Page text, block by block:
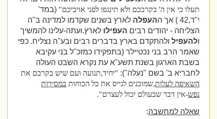
תעלו כי אין ה' בקרבכם ולא תינגפו לפני אויביכם"(במד'
י"ד,42 ) אך ה
העפלהלארץ בשנים שקדמו למדינה ב"ה
הצליחה - יהודים רביםהעפילולארץ.ועתה-עלינו להמשיך
להעפילולהתקדם בארץ בדברים רבים ובע"ה נצליח. כפי
שאמר הרב בני נכטיילר (בתפקידו כמזכ"ל בני עקיבא
בשבת הארגון בשנת תשע"א עת נקרא השבט העולה
לחבריא ב' בשם "נעלה"):"יחיד,תנועה ועם שיש בקרבם את
השאיפה לעלות,שמוכנים לגייס את כל הכוחותבמסירות
נפש-אין דבר שבעולם יכול לעצרם".
שאלה למחשבה: